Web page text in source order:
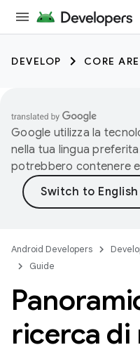
DEVELOP CORE
Google utilizza la
nella tua lingua
potrebbero contenere
Android Developers
Guide
ricerca di